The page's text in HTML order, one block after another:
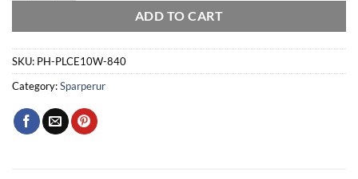
ADD TO CART
SKU: PH-PLCE10W-840
Category:Sparperur